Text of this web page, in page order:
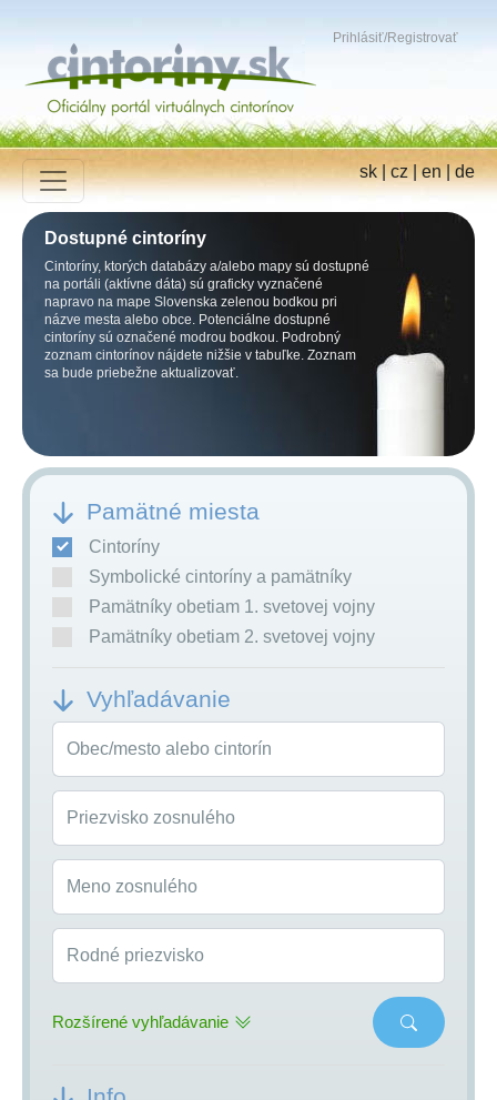
Prihlásiť/Registrovať
sk|cz|en|de
Dostupné cintoríny
Cintoríny, ktorých databázy a/alebo mapy sú dostupné
na portáli (aktívne dáta) sú graficky vyznačené
napravo na mape Slovenska zelenou bodkou pri
názve mesta alebo obce. Potenciálne dostupné
cintoríny sú označené modrou bodkou. Podrobný
zoznam cintorínov nájdete nižšie v tabuľke. Zoznam
sa bude priebežne aktualizovať.
Pamätné miesta
Cintoríny
Symbolické cintoríny a pamätníky
Pamätníky obetiam 1. svetovej vojny
Pamätníky obetiam 2. svetovej vojny
Vyhľadávanie
Obec/mesto alebo cintorín
Priezvisko zosnulého
Meno zosnulého
Rodné priezvisko
Rozšírené vyhľadávanie